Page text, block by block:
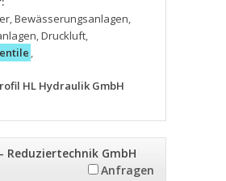
,Bewässerungsanlagen,
,Druckluft,
,
HL Hydraulik GmbH
Reduziertechnik GmbH
Anfragen